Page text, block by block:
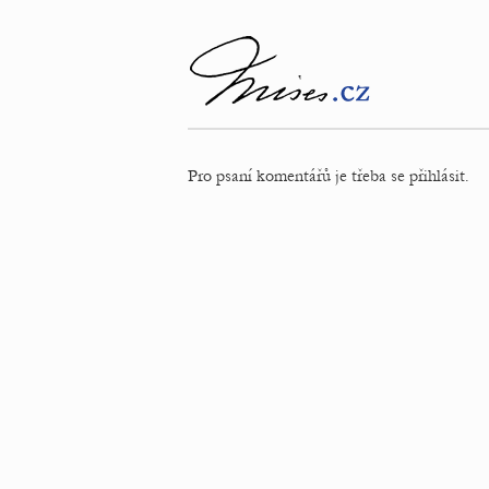
Pro psaní komentářů je třeba se přihlásit.